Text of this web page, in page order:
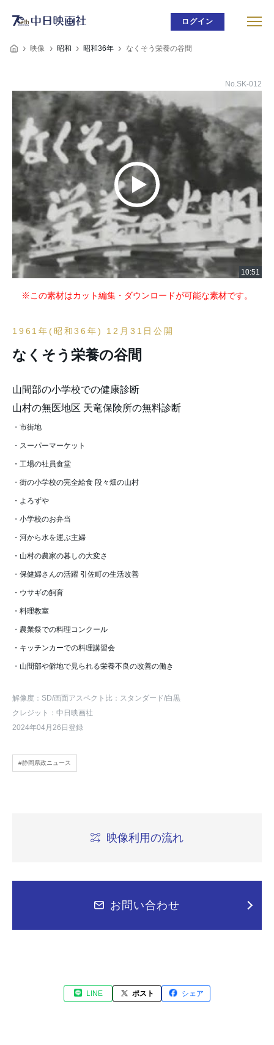
ログイン
映像 昭和 昭和36年 なくそう栄養の谷間
No.SK-012
※この素材はカット編集・ダウンロードが可能な素材です。
1961年(昭和36年) 12月31日公開
なくそう栄養の谷間
山間部の小学校での健康診断
山村の無医地区 天竜保険所の無料診断
・市街地
・スーパーマーケット
・工場の社員食堂
・街の小学校の完全給食 段々畑の山村
・よろずや
・小学校のお弁当
・河から水を運ぶ主婦
・山村の農家の暮しの大変さ
・保健婦さんの活躍 引佐町の生活改善
・ウサギの飼育
・料理教室
・農業祭での料理コンクール
・キッチンカーでの料理講習会
・山間部や僻地で見られる栄養不良の改善の働き
解像度：SD/画面アスペクト比：スタンダード/白黒
クレジット：中日映画社
2024年04月26日登録
#静岡県政ニュース
映像利用の流れ
お問い合わせ
LINE ポスト シェア